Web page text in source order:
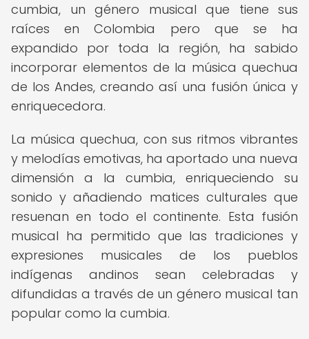
cumbia, un género musical que tiene sus
raíces en Colombia pero que se ha
expandido por toda la región, ha sabido
incorporar elementos de la música quechua
de los Andes, creando así una fusión única y
enriquecedora.
La música quechua, con sus ritmos vibrantes
y melodías emotivas, ha aportado una nueva
dimensión a la cumbia, enriqueciendo su
sonido y añadiendo matices culturales que
resuenan en todo el continente. Esta fusión
musical ha permitido que las tradiciones y
expresiones musicales de los pueblos
indígenas andinos sean celebradas y
difundidas a través de un género musical tan
popular como la cumbia.